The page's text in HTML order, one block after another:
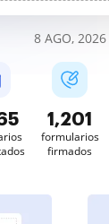
8 AGO, 2026
1,201
formularios
firmados